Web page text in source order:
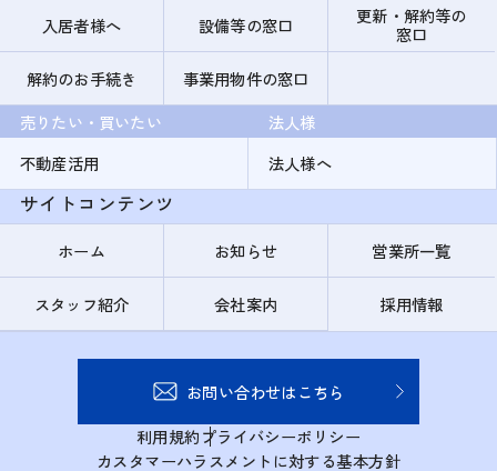
入居者様へ
設備等の窓口
更新・解約等の
窓口
解約のお手続き
事業用物件の窓口
売りたい・買いたい
不動産活用
法人様
法人様へ
サイトコンテンツ
ホーム お知らせ 営業所一覧
スタッフ紹介 会社案内 採用情報
お問い合わせはこちら
利用規約プライバシーポリシー
カスタマーハラスメントに対する基本方針